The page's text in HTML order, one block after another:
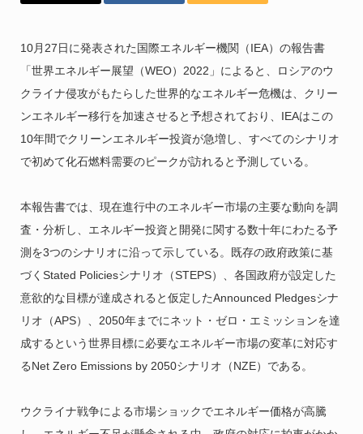
10月27日に発表された国際エネルギー機関（IEA）の報告書
「世界エネルギー展望（WEO）2022」によると、ロシアのウ
クライナ侵攻がもたらした世界的なエネルギー危機は、クリー
ンエネルギー移行を加速させると予想されており、IEAはこの
10年間でクリーンエネルギー投資が急増し、すべてのシナリオ
で初めて化石燃料需要のピークが訪れると予測している。
本報告書では、現在進行中のエネルギー市場の主要な動向を調
査・分析し、エネルギー投資と開発に関する数十年にわたる予
測を3つのシナリオに沿って示している。既存の政府政策に基
づくStated Policiesシナリオ（STEPS）、各国政府が設定した
意欲的な目標が達成されると仮定したAnnounced Pledgesシナ
リオ（APS）、2050年までにネット・ゼロ・エミッションを達
成するという世界目標に必要なエネルギー市場の変革に対応す
るNet Zero Emissions by 2050シナリオ（NZE）である。
ウクライナ戦争による市場ショックでエネルギー価格が高騰